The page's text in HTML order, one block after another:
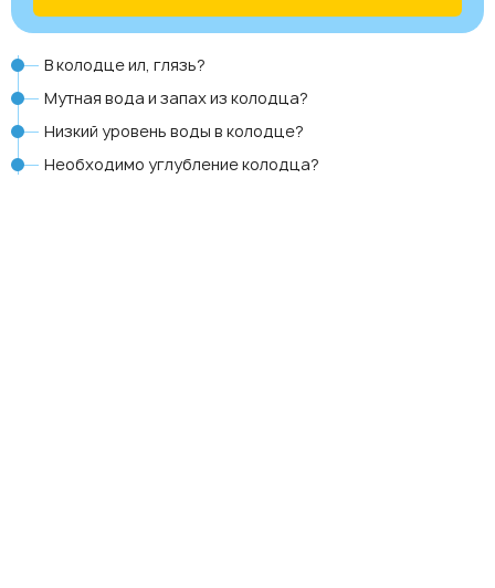
В колодце ил, глязь?
Мутная вода и запах из колодца?
Низкий уровень воды в колодце?
Необходимо углубление колодца?